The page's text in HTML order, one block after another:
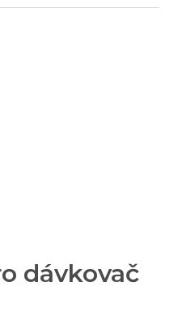
dávkovač